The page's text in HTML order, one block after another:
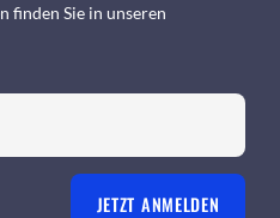
Sie in unseren
JETZT ANMELDEN